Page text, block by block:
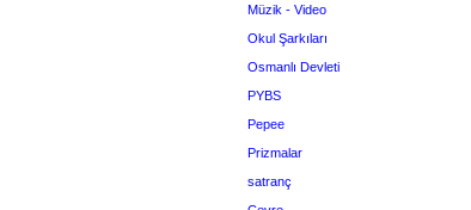
Müzik - Video
Okul Şarkıları
Osmanlı Devleti
PYBS
Pepee
Prizmalar
satranç